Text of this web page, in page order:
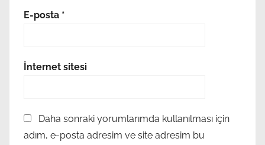
υ
π
η
θ
E-posta *
İnternet sitesi
Daha sonraki yorumlarımda kullanılması için
adım, e-posta adresim ve site adresim bu